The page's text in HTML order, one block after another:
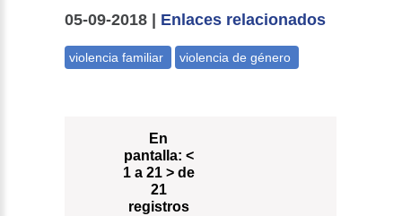
05-09-2018 | Enlaces relacionados
En
pantalla: <
1 a 21 > de
21
registros